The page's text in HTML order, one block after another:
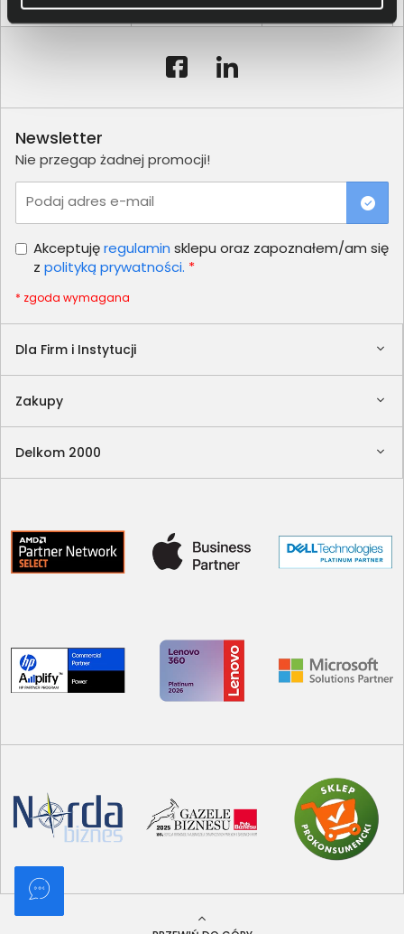
Dla Firm i Instytucji
Zakupy
Delkom 2000
Newsletter
Nie przegap żadnej promocji!
Podaj adres e-mail
Akceptujęregulamin sklepu oraz zapoznałem/am się
z polityką prywatności. *
* zgoda wymagana